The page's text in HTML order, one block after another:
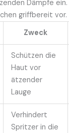
Dämpfe
griffbereit vor.
Zweck
Schützen die
Haut vor
ätzender
Lauge
Verhindert
Spritzer in die